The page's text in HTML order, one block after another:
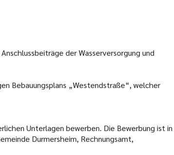
der Wasserversorgung und
Bebauungsplans „Westendstraße“, welcher
Unterlagen bewerben. Die Bewerbung ist in
Durmersheim, Rechnungsamt,